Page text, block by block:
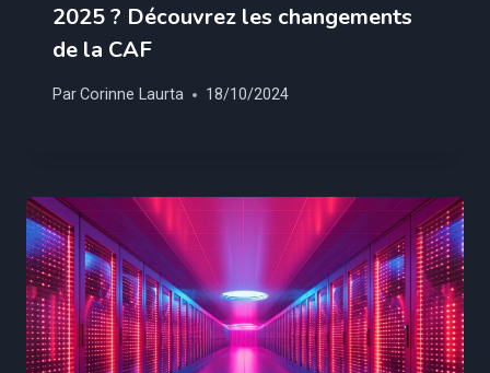
2025 ? Découvrez les changements
de la CAF
ParCorinne Laurta 18/10/2024